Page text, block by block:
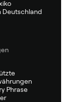
Deutschland
Phrase